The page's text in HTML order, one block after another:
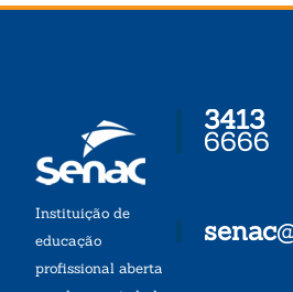
Instituição de
educação
profissional aberta
3413
6666
senac